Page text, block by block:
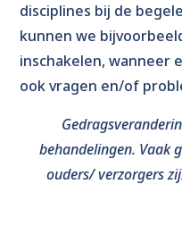
disciplines bij de
kunnen we
inschakelen, wanneer
ook vragen en/of
behandelingen. Vaak
ouders/ verzorgers